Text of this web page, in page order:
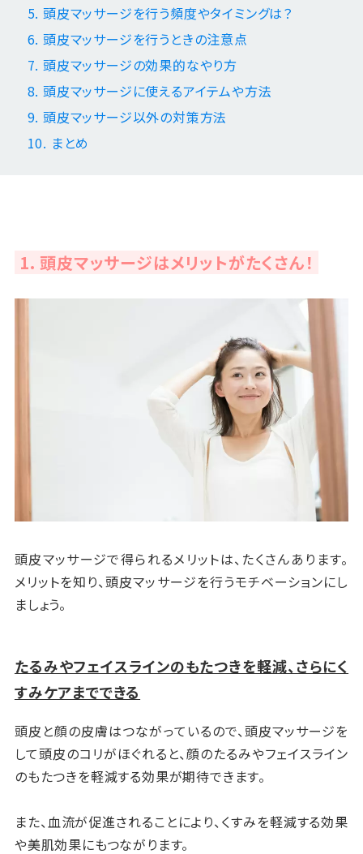
5. 頭皮マッサージを行う頻度やタイミングは？
6. 頭皮マッサージを行うときの注意点
7. 頭皮マッサージの効果的なやり方
8. 頭皮マッサージに使えるアイテムや方法
9. 頭皮マッサージ以外の対策方法
10. まとめ
1. 頭皮マッサージはメリットがたくさん！
頭皮マッサージで得られるメリットは、たくさんあります。
メリットを知り、頭皮マッサージを行うモチベーションにし
ましょう。
たるみやフェイスラインのもたつきを軽減、さらにく
すみケアまでできる
頭皮と顔の皮膚はつながっているので、頭皮マッサージを
して頭皮のコリがほぐれると、顔のたるみやフェイスライン
のもたつきを軽減する効果が期待できます。
また、血流が促進されることにより、くすみを軽減する効果
や美肌効果にもつながります。